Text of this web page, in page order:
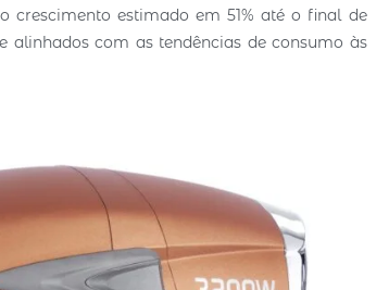
crescimento estimado em 51% até o final de
com as tendências de consumo às